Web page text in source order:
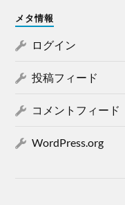
メタ情報
ログイン
投稿フィード
コメントフィード
WordPress.org